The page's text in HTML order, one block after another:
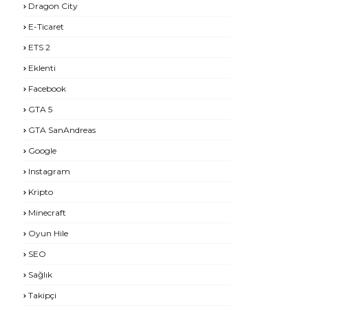
Dragon City
E-Ticaret
ETS 2
Eklenti
Facebook
GTA 5
GTA SanAndreas
Google
Instagram
Kripto
Minecraft
Oyun Hile
SEO
Sağlık
Takipçi